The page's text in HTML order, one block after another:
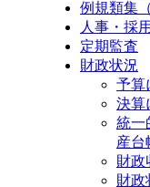
例規類集
人事・採
定期監査
財政状況
予算
決算
統一
産台
財政
財政